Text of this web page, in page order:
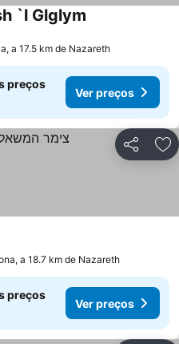
`l Glglym
a 17.5 km de Nazareth
preços
Ver preços
Partilhar
preços
a 18.7 km de Nazareth
preços
Ver preços